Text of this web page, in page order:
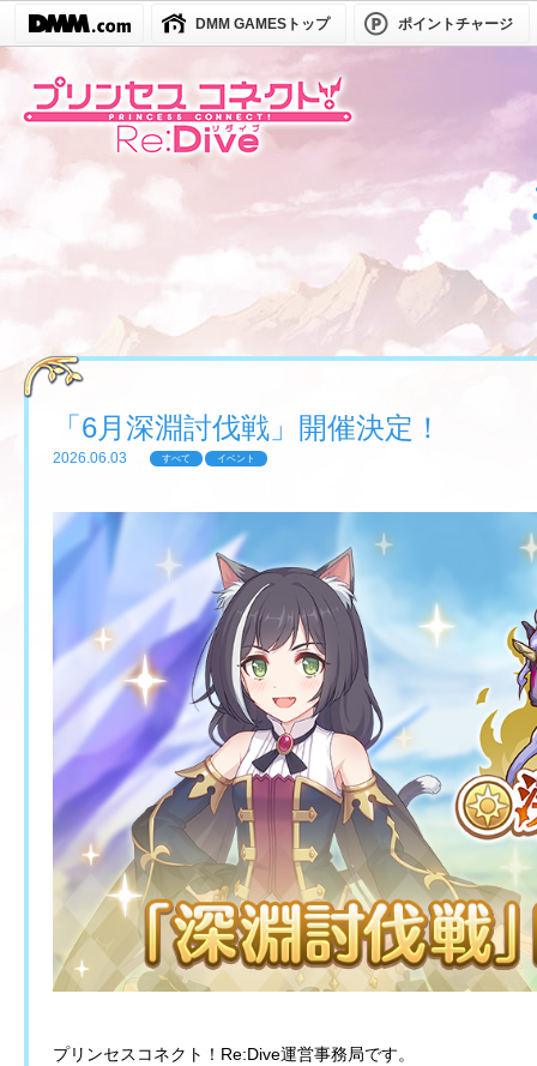
DMM GAMESトップ ポイントチャージ
「6月深淵討伐戦」開催決定！
2026.06.03 すべて イベント
プリンセスコネクト！Re:Dive運営事務局です。